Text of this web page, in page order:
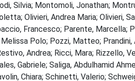
Silvia; Montomoli, Jonathan;
Olivieri, Andrea Maria; Olivieri,
Francesco; Parente, Marcella;
Polo; Pozzi, Matteo;
Andrea; Ricci, Mara; Rizzello,
Gabriele; Saliga, Abdulhamid
Chiara; Schinetti, Valerio;